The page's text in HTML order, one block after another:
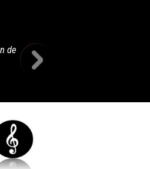
a tous pour cette formidable